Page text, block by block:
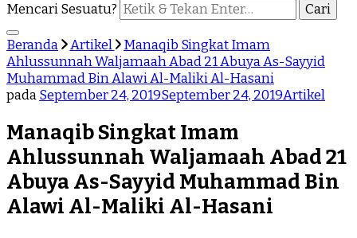
Mencari Sesuatu?
Beranda Artikel
Manaqib Singkat Imam
Ahlussunnah Waljamaah Abad 21 Abuya As-Sayyid
Muhammad Bin Alawi Al-Maliki Al-Hasani
padaSeptember 24, 2019September 24, 2019Artikel
Manaqib Singkat Imam
Ahlussunnah Waljamaah Abad 21
Abuya As-Sayyid Muhammad Bin
Alawi Al-Maliki Al-Hasani